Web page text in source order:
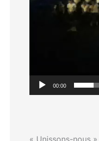
00:00
« Unissons-nous